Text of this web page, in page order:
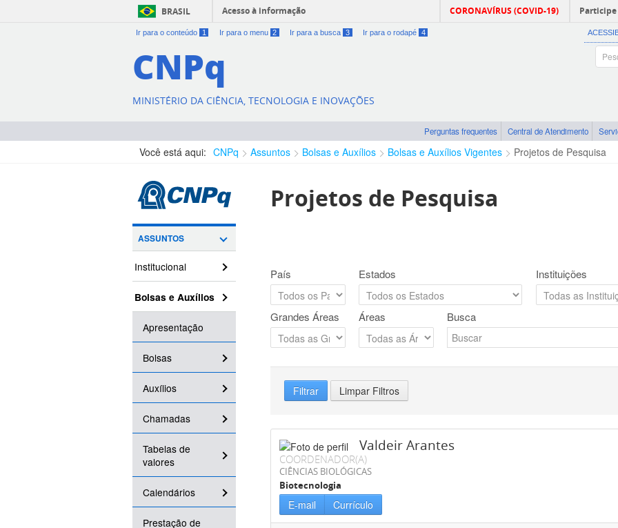
BRASIL Acesso à informação CORONAVÍRUS (COVID-19) Participe
Ir para o conteúdo 1 Ir para o menu 2 Ir para a busca 3 Ir para o rodapé 4
CNPq
MINISTÉRIO DA CIÊNCIA, TECNOLOGIA E INOVAÇÕES
Perguntas frequentes Central de Atendimento
Você está aqui: CNPq Assuntos Bolsas e Auxílios Bolsas e Auxílios Vigentes Projetos de Pesquisa
ASSUNTOS
Institucional
Bolsas e Auxílios
Apresentação
Bolsas
Auxílios
Chamadas
Tabelas de
valores
Calendários
Prestação de
Projetos de Pesquisa
País Estados Instituições
Grandes Áreas Áreas Busca
Filtrar Limpar Filtros
Valdeir Arantes
COORDENADOR(A)
CIÊNCIAS BIOLÓGICAS
Biotecnologia
E-mail Currículo